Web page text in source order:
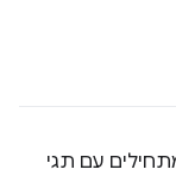
עם תגי